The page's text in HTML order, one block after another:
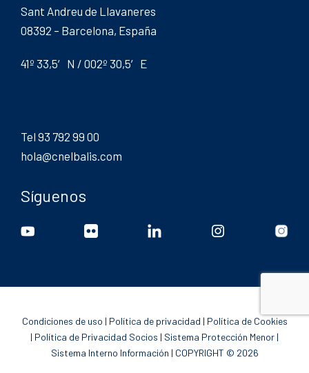
Sant Andreu de Llavaneres
08392 – Barcelona, España
41º 33,5′ N / 002º 30,5′ E
Tel 93 792 99 00
hola@cnelbalis.com
Síguenos
Condiciones de uso | Política de privacidad | Política de Cookies
| Política de Privacidad Socios | Sistema Protección Menor |
Sistema Interno Información | COPYRIGHT © 2026